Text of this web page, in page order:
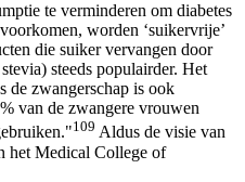
te verminderen om diabetes
worden ‘suikervrije’
die suiker vervangen door
steeds populairder. Het
de zwangerschap is ook
van de zwangere vrouwen
109 Aldus de visie van
het Medical College of